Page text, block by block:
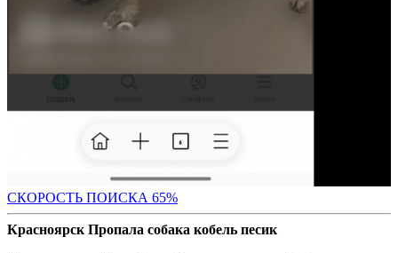
СКОРОСТЬ ПОИСКА 65%
Красноярск Пропала собака кобель песик